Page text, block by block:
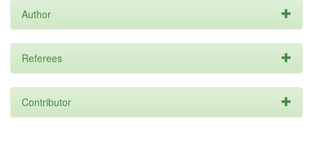
Author
Referees
Contributor